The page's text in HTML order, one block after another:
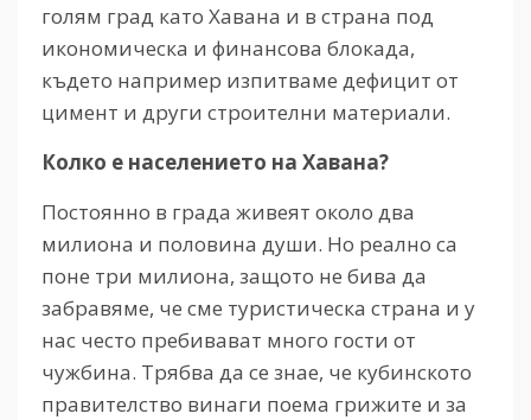
голям град като Хавана и в страна под
икономическа и финансова блокада,
където например изпитваме дефицит от
цимент и други строителни материали.
Колко е населението на Хавана?
Постоянно в града живеят около два
милиона и половина души. Но реално са
поне три милиона, защото не бива да
забравяме, че сме туристическа страна и у
нас често пребивават много гости от
чужбина. Трябва да се знае, че кубинското
правителство винаги поема грижите и за